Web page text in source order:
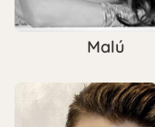
Malú